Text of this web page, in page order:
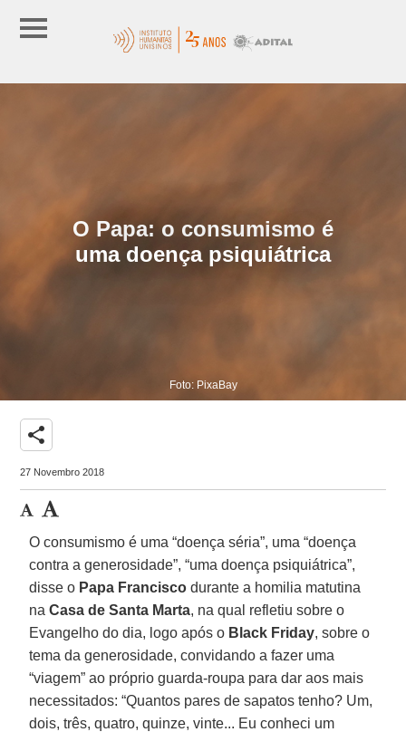
O Papa: o consumismo é
uma doença psiquiátrica
Foto: PixaBay
share
27 Novembro 2018
O consumismo é uma “doença séria”, uma “doença
contra a generosidade”, “uma doença psiquiátrica”,
disse o Papa Francisco durante a homilia matutina
naCasa de Santa Marta, na qual refletiu sobre o
Evangelho do dia, logo após o Black Friday, sobre o
tema da generosidade, convidando a fazer uma
“viagem” ao próprio guarda-roupa para dar aos mais
necessitados: “Quantos pares de sapatos tenho? Um,
dois, três, quatro, quinze, vinte... Eu conheci um